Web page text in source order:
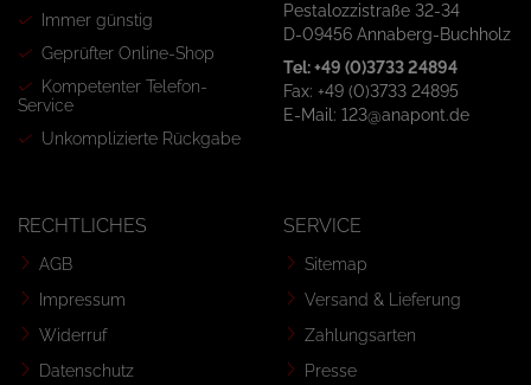
Immer günstig
Geprüfter Online-Shop
Kompetenter Telefon-
Service
Unkomplizierte Rückgabe
Pestalozzistraße 32-34
D-09456 Annaberg-Buchholz
Tel: +49 (0)3733 24894
Fax: +49 (0)3733 24895
E-Mail: 123@anapont.de
RECHTLICHES
AGB
Impressum
Widerruf
Datenschutz
SERVICE
Sitemap
Versand & Lieferung
Zahlungsarten
Presse